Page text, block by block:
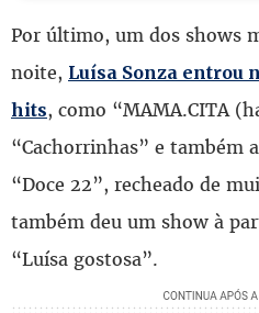
Por último, um dos shows
noite, Luísa Sonza entrou
hits, como “MAMA.CITA
“Cachorrinhas” e também
“Doce 22”, recheado de
também deu um show à
“Luísa gostosa”.